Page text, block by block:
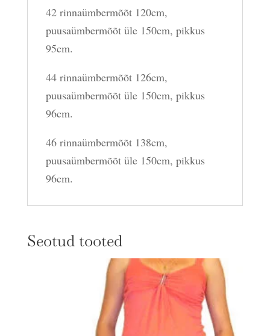
42 rinnaümbermõõt 120cm,
puusaümbermõõt üle 150cm, pikkus
95cm.
44 rinnaümbermõõt 126cm,
puusaümbermõõt üle 150cm, pikkus
96cm.
46 rinnaümbermõõt 138cm,
puusaümbermõõt üle 150cm, pikkus
96cm.
Seotud tooted